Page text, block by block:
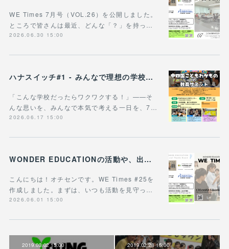
WE Times 7月号（VOL.26）を公開しました。
ところで皆さんは最近、どんな「？」を持っ…
2026.06.30 15:00
ハナスイッチ#1 - みんなで理想の学校や学びの未来を考える新企画、スタート！
「こんな学校だったらワクワクする！」——そ
んな思いを、みんなで本気で考える一日を、7…
2026.06.17 15:00
WONDER EDUCATIONの活動や、出張講座・講演のご案内をまとめた 『WE Times #25』を公開しました！
こんにちは！オチセンです。WE Times #25を
作成しました。まずは、いつも活動を見守っ…
2026.06.01 15:00
2019.03.02 15:00 2019.02.28 15:00